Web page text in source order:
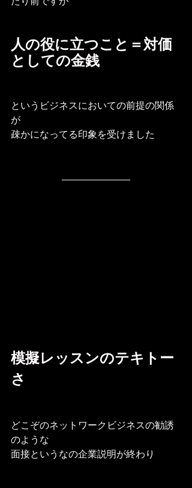
人の役に立つこと＝対価
としての金銭
というビジネスにおいての前提の関係
が
疎かになってる印象を受けました
模擬レッスンのテキトー
さ
どこぞのネットワークビジネスの勧誘
のような
面接というなの企業説明が終わり